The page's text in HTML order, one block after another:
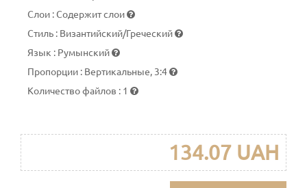
Слои :Содержит слои
Стиль : Византийский/Греческий
Язык : Румынский
Пропорции : Вертикальные, 3:4
Количество файлов : 1
134.07 UAH